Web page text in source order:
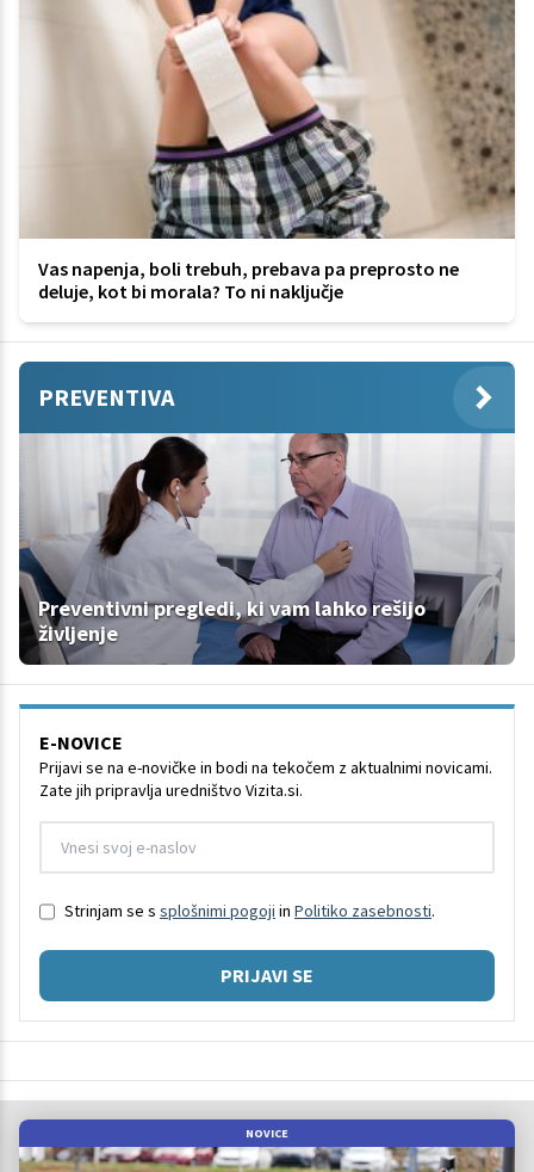
Vas napenja, boli trebuh, prebava pa preprosto ne
deluje, kot bi morala? To ni naključje
PREVENTIVA
Preventivni pregledi, ki vam lahko rešijo
življenje
E-NOVICE
Prijavi se na e-novičke in bodi na tekočem z aktualnimi novicami.
Zate jih pripravlja uredništvo Vizita.si.
Strinjam se s splošnimi pogoji in Politiko zasebnosti.
PRIJAVI SE
NOVICE